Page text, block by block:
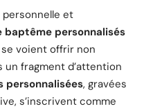
personnelle et
baptême personnalisés
voient offrir non
fragment d’attention
personnalisées, gravées
s’inscrivent comme